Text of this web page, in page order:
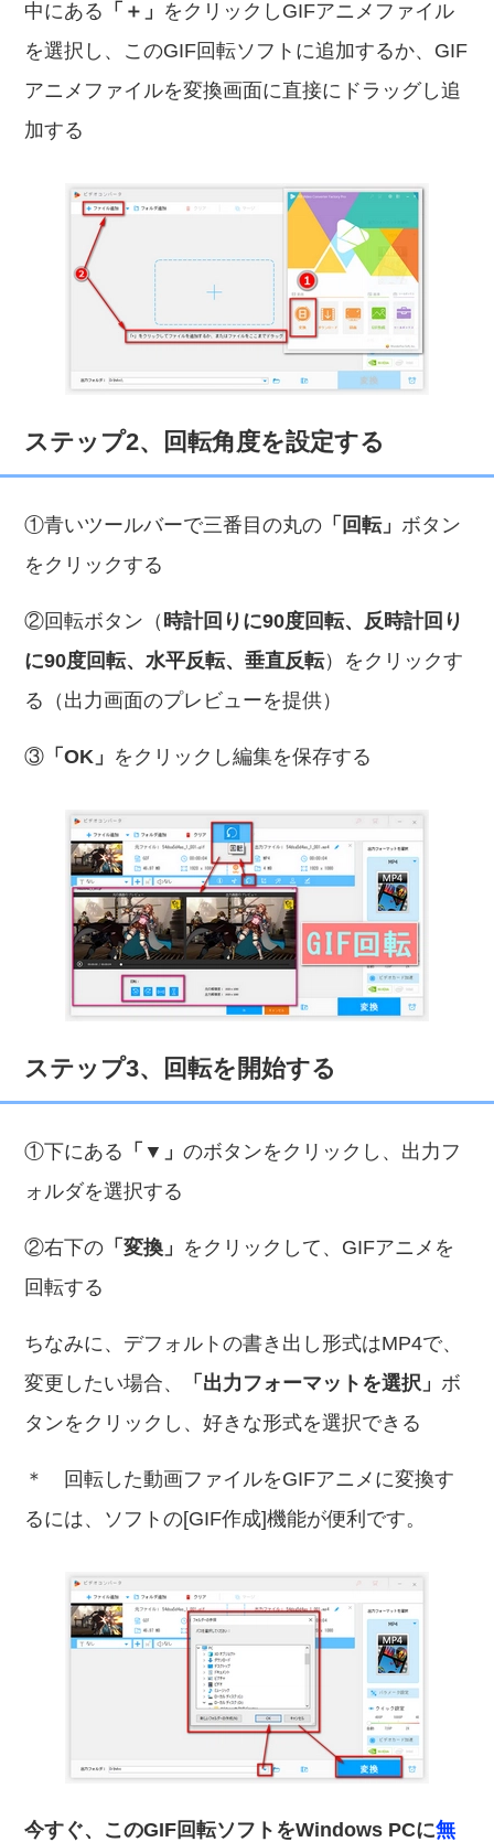
中にある 「＋」 をクリックしGIFアニメファイル
を選択し、このGIF回転ソフトに追加するか、GIF
アニメファイルを変換画面に直接にドラッグし追
加する
ステップ2、回転角度を設定する
①青いツールバーで三番目の丸の 「回転」 ボタン
をクリックする
②回転ボタン（ 時計回りに90度回転、反時計回り
に90度回転、水平反転、垂直反転）をクリックす
る（出力画面のプレビューを提供）
③ 「OK」 をクリックし編集を保存する
ステップ3、回転を開始する
①下にある 「▼」のボタンをクリックし、出力フ
ォルダを選択する
②右下の 「変換」 をクリックして、GIFアニメを
回転する
ちなみに、デフォルトの書き出し形式はMP4で、
変更したい場合、
「出力フォーマットを選択」 ボ
タンをクリックし、好きな形式を選択できる
＊ 回転した動画ファイルをGIFアニメに変換す
るには、ソフトの[GIF作成]機能が便利です。
今すぐ、このGIF回転ソフトをWindows PCに無